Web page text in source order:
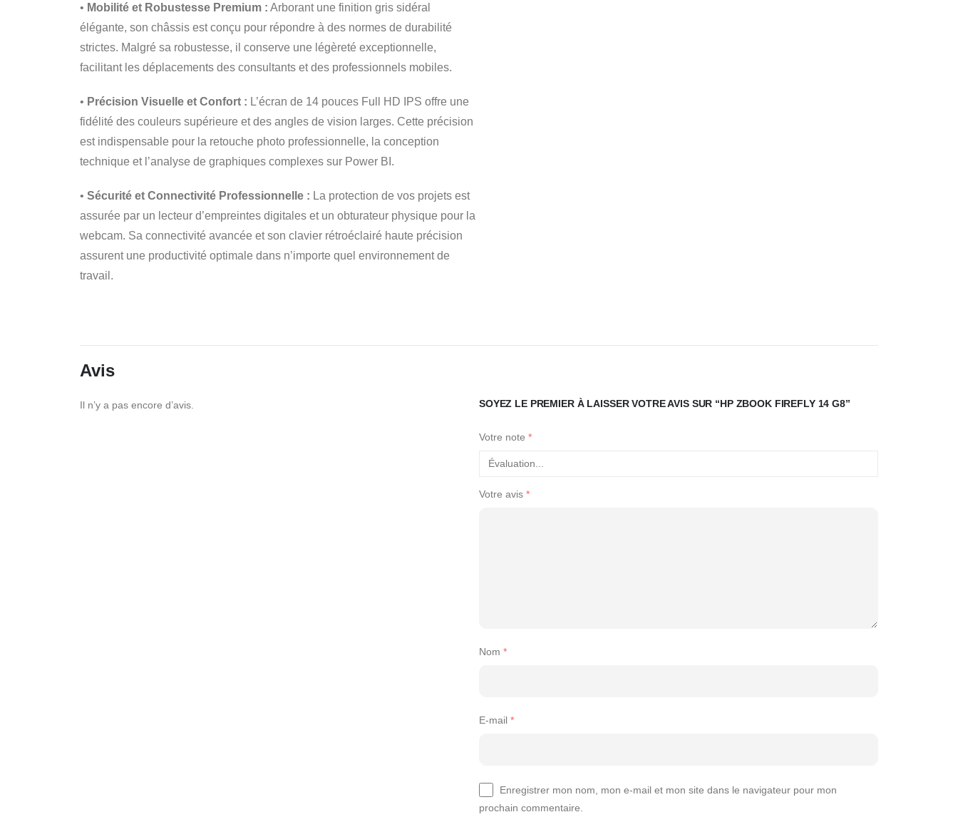
• Mobilité et Robustesse Premium : Arborant une finition gris sidéral
élégante, son châssis est conçu pour répondre à des normes de durabilité
strictes. Malgré sa robustesse, il conserve une légèreté exceptionnelle,
facilitant les déplacements des consultants et des professionnels mobiles.
• Précision Visuelle et Confort : L’écran de 14 pouces Full HD IPS offre une
fidélité des couleurs supérieure et des angles de vision larges. Cette précision
est indispensable pour la retouche photo professionnelle, la conception
technique et l’analyse de graphiques complexes sur Power BI.
• Sécurité et Connectivité Professionnelle : La protection de vos projets est
assurée par un lecteur d’empreintes digitales et un obturateur physique pour la
webcam. Sa connectivité avancée et son clavier rétroéclairé haute précision
assurent une productivité optimale dans n’importe quel environnement de
travail.
Avis
Il n’y a pas encore d’avis. SOYEZ LE PREMIER À LAISSER VOTRE AVIS SUR “HP ZBOOK FIREFLY 14 G8”
Votre note *
Votre avis *
Nom *
E-mail *
Enregistrer mon nom, mon e-mail et mon site dans le navigateur pour mon
prochain commentaire.